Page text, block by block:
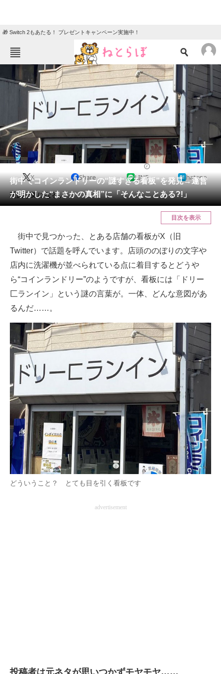
🎁 Switch 2もあたる！ プレゼントキャンペーン実施中！
ねとらぼメニュー
TOP ニュース
クイズ
グルメ
住まい 教育・育児
動物 リサーチ
会員記事
メディア
ITの今と未来を見通す
スマホと通信の最新トレンド
進化するPCとデバイスの未来
好きが集まる 比べて選べる
ビジネスと働き方のヒント
AI活用のいまが分かる
企業ITのトレンドを詳説
経営リーダーのコミュニティ
マーケ×ITの今がよく分かる
ITエンジニア向け専門サイト
企業向けIT製品の総合サイト
街中でコインランドリーの“謎すぎる看板”を発見→運営
が明かした“まさかの真相”に「そんなことある?!」
X Share LINE hatena
理由が気になる。
目次を表示
街中で見つかった、とある店舗の看板がX（旧
Twitter）で話題を呼んでいます。店頭ののぼりの文字や
店内に洗濯機が並べられている点に着目するとどうや
ら“コインランドリー”のようですが、看板には「ドリー
匚ランイン」という謎の言葉が。一体、どんな意図があ
るんだ……。
どういうこと？ とても目を引く看板です
advertisement